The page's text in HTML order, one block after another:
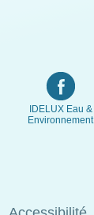
IDELUX Eau &
Environnement